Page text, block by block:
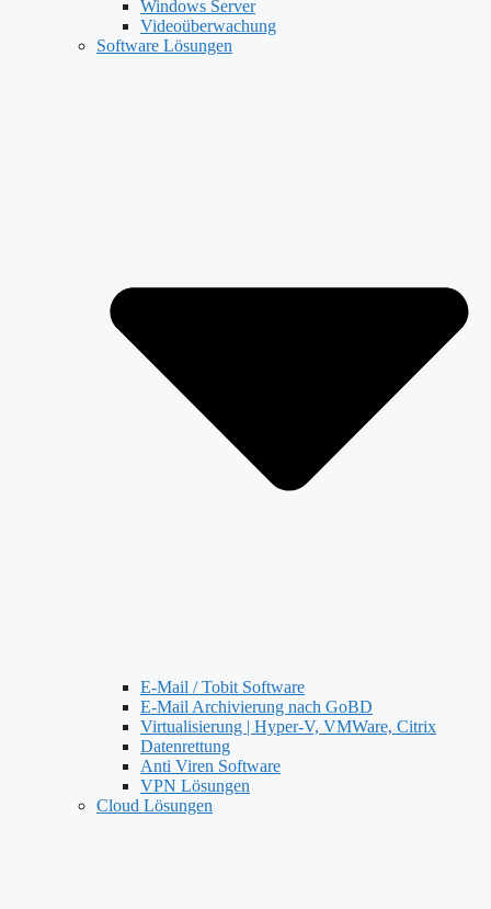
Windows Server
Videoüberwachung
Software Lösungen
E-Mail / Tobit Software
E-Mail Archivierung nach GoBD
Virtualisierung | Hyper-V, VMWare, Citrix
Datenrettung
Anti Viren Software
VPN Lösungen
Cloud Lösungen